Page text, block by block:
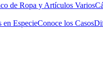
de Ropa y Artículos Varios
en EspecieConoce los Casos